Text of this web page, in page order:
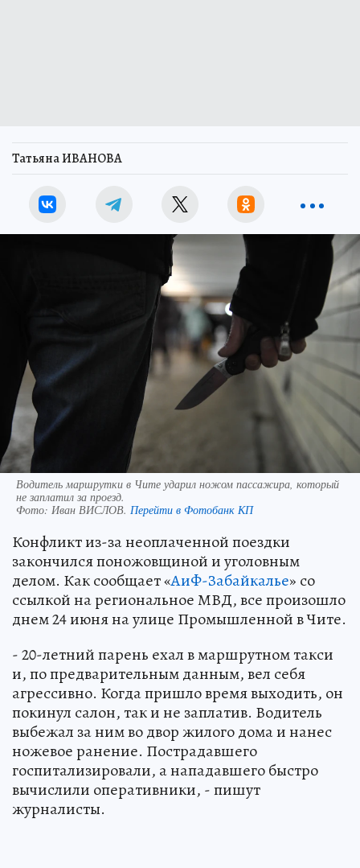
Татьяна ИВАНОВА
Водитель маршрутки в Чите ударил ножом пассажира, который
не заплатил за проезд.
Фото: Иван ВИСЛОВ. Перейти в Фотобанк КП
Конфликт из-за неоплаченной поездки
закончился поножовщиной и уголовным
делом. Как сообщает «АиФ-Забайкалье» со
ссылкой на региональное МВД, все произошло
днем 24 июня на улице Промышленной в Чите.
- 20-летний парень ехал в маршрутном такси
и, по предварительным данным, вел себя
агрессивно. Когда пришло время выходить, он
покинул салон, так и не заплатив. Водитель
выбежал за ним во двор жилого дома и нанес
ножевое ранение. Пострадавшего
госпитализировали, а нападавшего быстро
вычислили оперативники, - пишут
журналисты.